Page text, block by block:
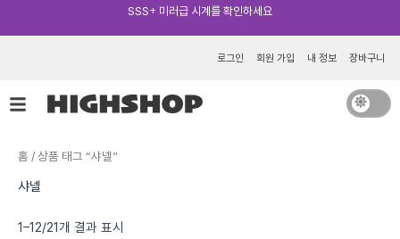
건
너
로그인 회원 가입 내 정보 장바구니
홈 / 상품 태그 “샤넬”
샤넬
1–12/21개 결과 표시